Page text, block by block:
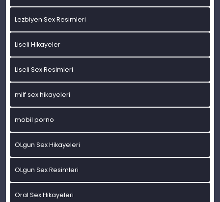
Lezbiyen Sex Resimleri
Liseli Hikayeler
Liseli Sex Resimleri
milf sex hikayeleri
mobil porno
OLgun Sex Hikayeleri
OLgun Sex Resimleri
Oral Sex Hikayeleri